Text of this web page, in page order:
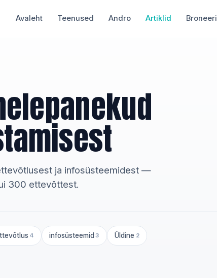
Avaleht Teenused Andro Artiklid Broneeri
ja infosüsteemidest —
300 ettevõttest.
4 infosüsteemid 3 Üldine 2